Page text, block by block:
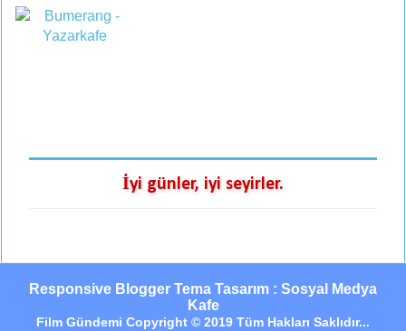
İyi günler, iyi seyirler.
Responsive Blogger Tema Tasarım : Sosyal Medya
Kafe
Film Gündemi Copyright © 2019 Tüm Hakları Saklıdır...